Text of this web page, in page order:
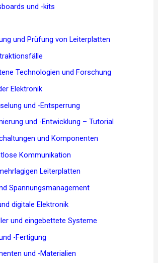
und -kits
und Prüfung von Leiterplatten
Technologien und Forschung
Elektronik
und -Entsperrung
und -Entwicklung – Tutorial
und Komponenten
Kommunikation
Leiterplatten
Spannungsmanagement
digitale Elektronik
und eingebettete Systeme
-Fertigung
und -Materialien